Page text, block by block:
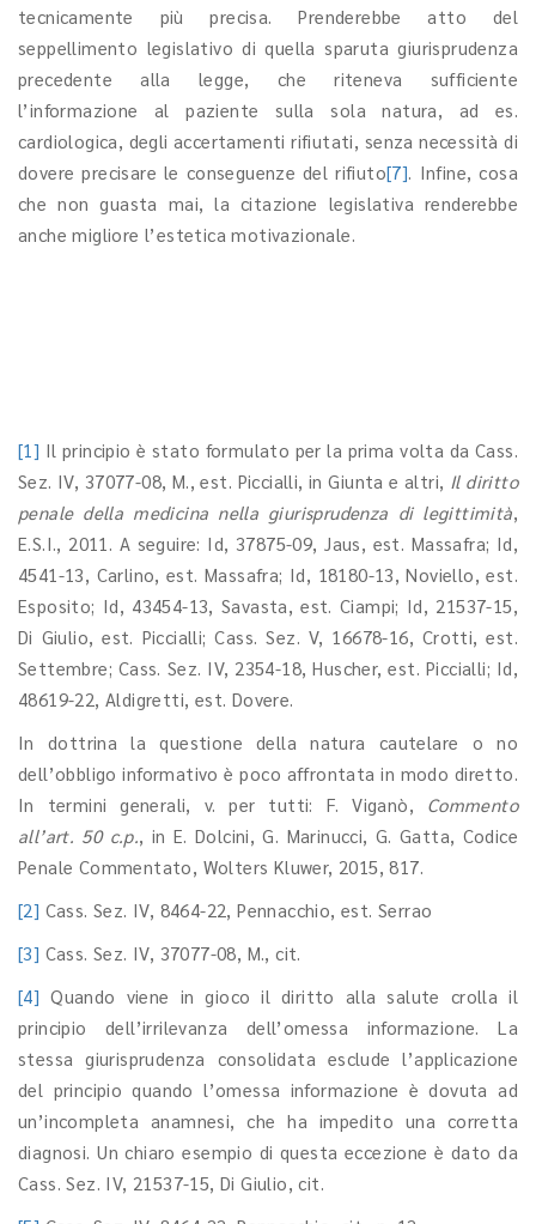
tecnicamente più precisa. Prenderebbe atto del
seppellimento legislativo di quella sparuta giurisprudenza
precedente alla legge, che riteneva sufficiente
l’informazione al paziente sulla sola natura, ad es.
cardiologica, degli accertamenti rifiutati, senza necessità di
dovere precisare le conseguenze del rifiuto[7]. Infine, cosa
che non guasta mai, la citazione legislativa renderebbe
anche migliore l’estetica motivazionale.
[1] Il principio è stato formulato per la prima volta da Cass.
Sez. IV, 37077-08, M., est. Piccialli, in Giunta e altri, Il diritto
penale della medicina nella giurisprudenza di legittimità,
E.S.I., 2011. A seguire: Id, 37875-09, Jaus, est. Massafra; Id,
4541-13, Carlino, est. Massafra; Id, 18180-13, Noviello, est.
Esposito; Id, 43454-13, Savasta, est. Ciampi; Id, 21537-15,
Di Giulio, est. Piccialli; Cass. Sez. V, 16678-16, Crotti, est.
Settembre; Cass. Sez. IV, 2354-18, Huscher, est. Piccialli; Id,
48619-22, Aldigretti, est. Dovere.
In dottrina la questione della natura cautelare o no
dell’obbligo informativo è poco affrontata in modo diretto.
In termini generali, v. per tutti: F. Viganò, Commento
all’art. 50 c.p., in E. Dolcini, G. Marinucci, G. Gatta, Codice
Penale Commentato, Wolters Kluwer, 2015, 817.
[2] Cass. Sez. IV, 8464-22, Pennacchio, est. Serrao
[3] Cass. Sez. IV, 37077-08, M., cit.
[4] Quando viene in gioco il diritto alla salute crolla il
principio dell’irrilevanza dell’omessa informazione. La
stessa giurisprudenza consolidata esclude l’applicazione
del principio quando l’omessa informazione è dovuta ad
un’incompleta anamnesi, che ha impedito una corretta
diagnosi. Un chiaro esempio di questa eccezione è dato da
Cass. Sez. IV, 21537-15, Di Giulio, cit.